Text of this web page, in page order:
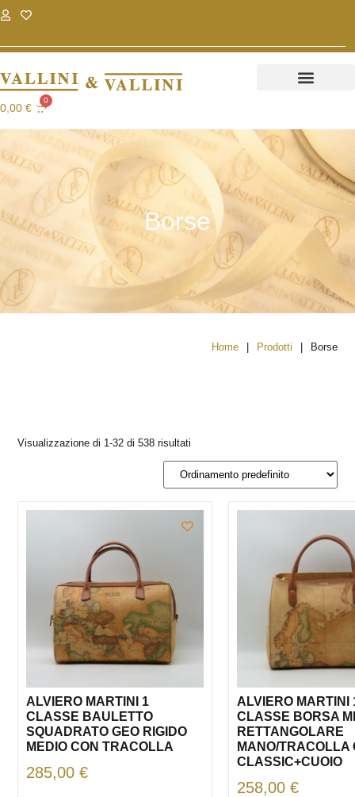
0,00 €
0
Borse
Home | Prodotti | Borse
Visualizzazione di 1-32 di 538 risultati
ALVIERO MARTINI 1
CLASSE BAULETTO
SQUADRATO GEO RIGIDO
MEDIO CON TRACOLLA
285,00€
ALVIERO MARTINI
CLASSE BORSA
RETTANGOLARE
MANO/TRACOLLA
CLASSIC+CUOIO
258,00€